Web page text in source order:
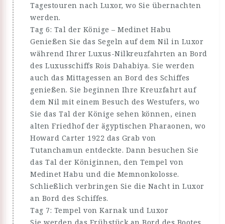
Tagestouren nach Luxor, wo Sie übernachten
werden.
Tag 6: Tal der Könige – Medinet Habu
Genießen Sie das Segeln auf dem Nil in Luxor
während Ihrer Luxus-Nilkreuzfahrten an Bord
des Luxusschiffs Rois Dahabiya. Sie werden
auch das Mittagessen an Bord des Schiffes
genießen. Sie beginnen Ihre Kreuzfahrt auf
dem Nil mit einem Besuch des Westufers, wo
Sie das Tal der Könige sehen können, einen
alten Friedhof der ägyptischen Pharaonen, wo
Howard Carter 1922 das Grab von
Tutanchamun entdeckte. Dann besuchen Sie
das Tal der Königinnen, den Tempel von
Medinet Habu und die Memnonkolosse.
Schließlich verbringen Sie die Nacht in Luxor
an Bord des Schiffes.
Tag 7: Tempel von Karnak und Luxor